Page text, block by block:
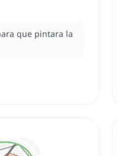
que pintara la